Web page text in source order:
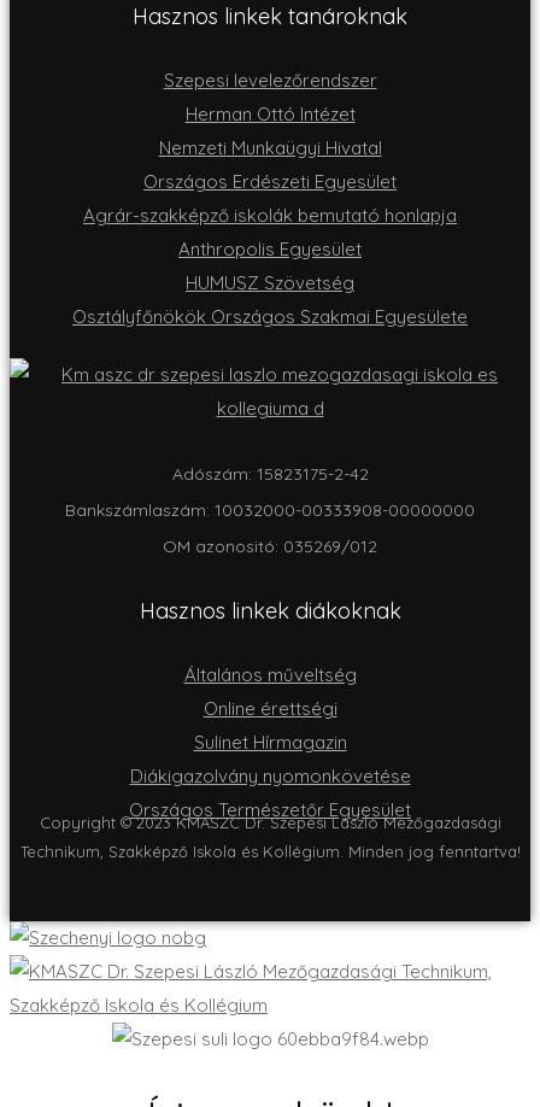
Hasznos linkek tanároknak
Szepesi levelezőrendszer
Herman Ottó Intézet
Nemzeti Munkaügyi Hivatal
Országos Erdészeti Egyesület
Agrár-szakképző iskolák bemutató honlapja
Anthropolis Egyesület
HUMUSZ Szövetség
Osztályfőnökök Országos Szakmai Egyesülete
Adószám: 15823175-2-42
Bankszámlaszám: 10032000-00333908-00000000
OM azonositó: 035269/012
Hasznos linkek diákoknak
Általános műveltség
Online érettségi
Sulinet Hírmagazin
Diákigazolvány nyomonkövetése
Országos Természetőr Egyesület
Copyright © 2023 KMASZC Dr. Szepesi László Mezőgazdasági
Technikum, Szakképző Iskola és Kollégium. Minden jog fenntartva!